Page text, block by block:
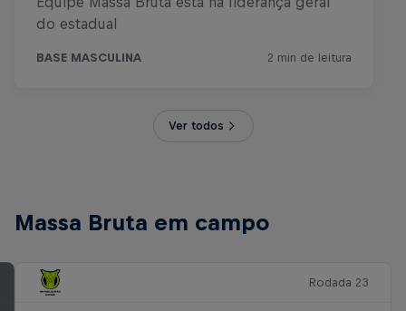
Ver todos
Massa Bruta em campo
Rodada 23